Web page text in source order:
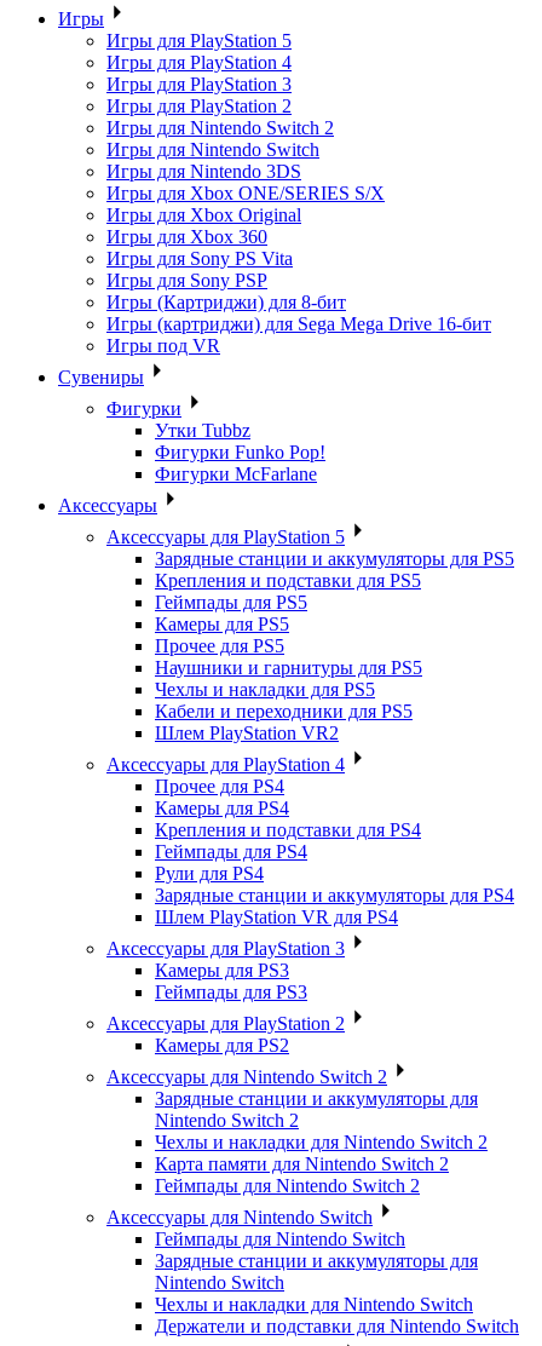
Игры
Игры для PlayStation 5
Игры для PlayStation 4
Игры для PlayStation 3
Игры для PlayStation 2
Игры для Nintendo Switch 2
Игры для Nintendo Switch
Игры для Nintendo 3DS
Игры для Xbox ONE/SERIES S/X
Игры для Xbox Original
Игры для Xbox 360
Игры для Sony PS Vita
Игры для Sony PSP
Игры (Картриджи) для 8-бит
Игры (картриджи) для Sega Mega Drive 16-бит
Игры под VR
Сувениры
Фигурки
Утки Tubbz
Фигурки Funko Pop!
Фигурки McFarlane
Аксессуары
Аксессуары для PlayStation 5
Зарядные станции и аккумуляторы для PS5
Крепления и подставки для PS5
Геймпады для PS5
Камеры для PS5
Прочее для PS5
Наушники и гарнитуры для PS5
Чехлы и накладки для PS5
Кабели и переходники для PS5
Шлем PlayStation VR2
Аксессуары для PlayStation 4
Прочее для PS4
Камеры для PS4
Крепления и подставки для PS4
Геймпады для PS4
Рули для PS4
Зарядные станции и аккумуляторы для PS4
Шлем PlayStation VR для PS4
Аксессуары для PlayStation 3
Камеры для PS3
Геймпады для PS3
Аксессуары для PlayStation 2
Камеры для PS2
Аксессуары для Nintendo Switch 2
Зарядные станции и аккумуляторы для
Nintendo Switch 2
Чехлы и накладки для Nintendo Switch 2
Карта памяти для Nintendo Switch 2
Геймпады для Nintendo Switch 2
Аксессуары для Nintendo Switch
Геймпады для Nintendo Switch
Зарядные станции и аккумуляторы для
Nintendo Switch
Чехлы и накладки для Nintendo Switch
Держатели и подставки для Nintendo Switch